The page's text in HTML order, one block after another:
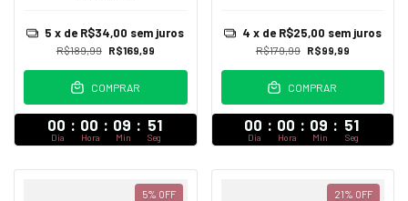
R$189,99 R$169,99
5 x de R$34,00 sem juros
COMPRAR
00 : 00 : 09 : 47
Dia Hora Min Seg
R$179,99 R$99,99
4 x de R$25,00 sem juros
COMPRAR
00 : 00 : 09 : 47
Dia Hora Min Seg
5% OFF 21% OFF